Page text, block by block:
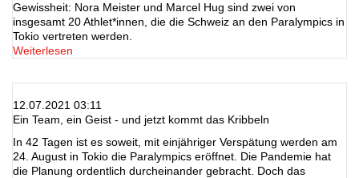
Gewissheit: Nora Meister und Marcel Hug sind zwei von
insgesamt 20 Athlet*innen, die die Schweiz an den Paralympics in
Tokio vertreten werden.
Weiterlesen
12.07.2021 03:11
Ein Team, ein Geist - und jetzt kommt das Kribbeln
In 42 Tagen ist es soweit, mit einjähriger Verspätung werden am
24. August in Tokio die Paralympics eröffnet. Die Pandemie hat
die Planung ordentlich durcheinander gebracht. Doch das